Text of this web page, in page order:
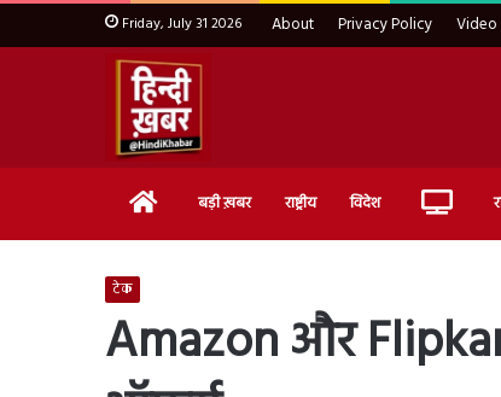
Friday, July 31 2026 About Privacy Policy Video
Home बड़ी ख़बर राष्ट्रीय विदेश Live
टेक
Amazon और